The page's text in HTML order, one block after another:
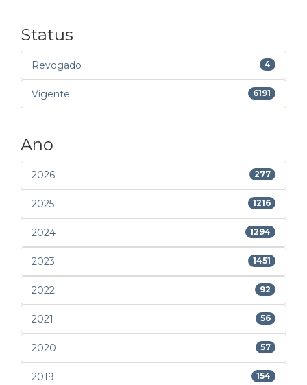
Status
Revogado 4
Vigente 6191
Ano
2026 277
2025 1216
2024 1294
2023 1451
2022 92
2021 56
2020 57
2019 154